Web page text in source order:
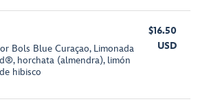
Bols Blue Curaçao, Limonada
horchata (almendra), limón
hibisco
$16.50
USD